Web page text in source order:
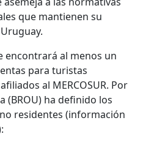
que mantienen su
encontrará al menos un
para turistas
al MERCOSUR. Por
(BROU) ha definido los
residentes (información